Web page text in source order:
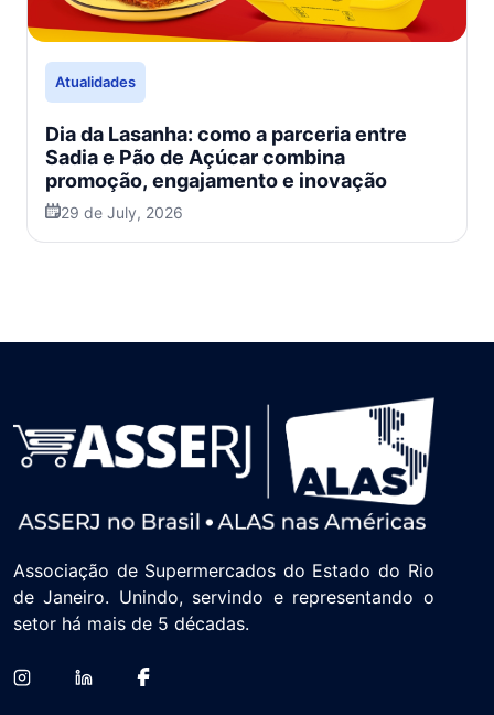
Atualidades
Dia da Lasanha: como a parceria entre
Sadia e Pão de Açúcar combina
promoção, engajamento e inovação
29 de July, 2026
Associação de Supermercados do Estado do Rio
de Janeiro. Unindo, servindo e representando o
setor há mais de 5 décadas.